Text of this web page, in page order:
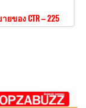
ยของ CTR – 225